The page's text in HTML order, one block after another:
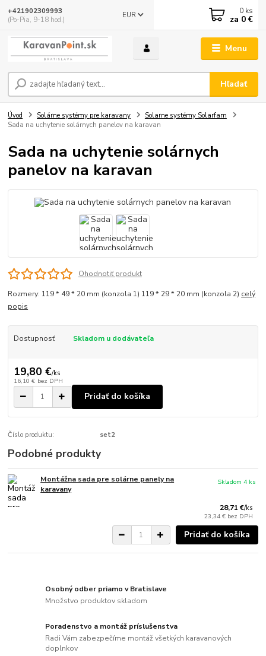
Menu
EUR
Hľadať
+421902309993
(Po-Pia, 9-18 hod.)
0 ks
za 0 €
Úvod Solárne systémy pre karavany
Solarne systémy Solarfam
Sada na uchytenie solárnych panelov na karavan
Sada na uchytenie solárnych
panelov na karavan
Ohodnotiť produkt
Rozmery: 119 * 49 * 20 mm (konzola 1) 119 * 29 * 20 mm (konzola 2) celý
popis
Dostupnosť Skladom u dodávateľa
19,80 €/ks
16,10 € bez DPH
Pridať do košíka
Číslo produktu: set2
Podobné produkty
Montážna sada pre solárne panely na
karavany
28,71 €/ks
23,34 € bez DPH
Skladom 4 ks
Pridať do košíka
Osobný odber priamo v Bratislave
Množstvo produktov skladom
Poradenstvo a montáž príslušenstva
Radi Vám zabezpečíme montáž všetkých karavanových
doplnkov